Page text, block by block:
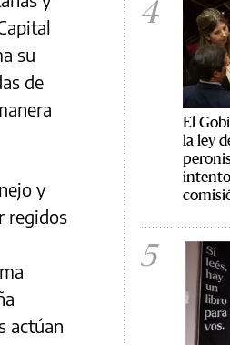
su
de
y
regidos
actúan
4
El
la ley
5